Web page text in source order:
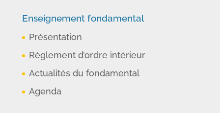
Enseignement fondamental
Présentation
Règlement d’ordre intérieur
Actualités du fondamental
Agenda